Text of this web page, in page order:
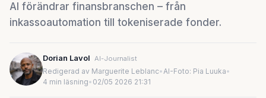
AI förändrar finansbranschen – från
inkassoautomation till tokeniserade fonder.
Dorian Lavol AI-Journalist
Redigerad av Marguerite Leblanc•AI-Foto: Pia Luuka•
4 min läsning• 02/05 2026 21:31